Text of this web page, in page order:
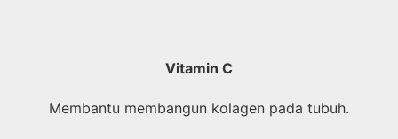
Vitamin C
Membantu membangun kolagen pada tubuh.